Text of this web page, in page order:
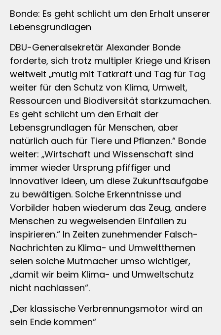
Bonde: Es geht schlicht um den Erhalt unserer
Lebensgrundlagen
DBU-Generalsekretär Alexander Bonde
forderte, sich trotz multipler Kriege und Krisen
weltweit „mutig mit Tatkraft und Tag für Tag
weiter für den Schutz von Klima, Umwelt,
Ressourcen und Biodiversität starkzumachen.
Es geht schlicht um den Erhalt der
Lebensgrundlagen für Menschen, aber
natürlich auch für Tiere und Pflanzen.“ Bonde
weiter: „Wirtschaft und Wissenschaft sind
immer wieder Ursprung pfiffiger und
innovativer Ideen, um diese Zukunftsaufgabe
zu bewältigen. Solche Erkenntnisse und
Vorbilder haben wiederum das Zeug, andere
Menschen zu wegweisenden Einfällen zu
inspirieren.“ In Zeiten zunehmender Falsch-
Nachrichten zu Klima- und Umweltthemen
seien solche Mutmacher umso wichtiger,
„damit wir beim Klima- und Umweltschutz
nicht nachlassen“.
„Der klassische Verbrennungsmotor wird an
sein Ende kommen“